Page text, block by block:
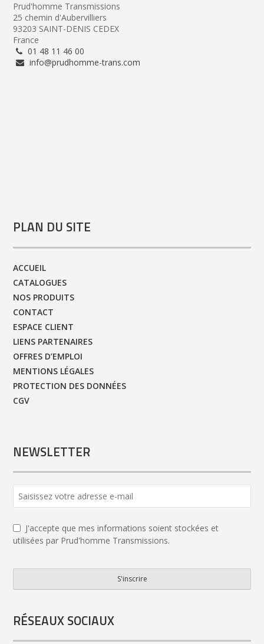
Prud'homme Transmissions
25 chemin d'Aubervilliers
93203 SAINT-DENIS CEDEX
France
01 48 11 46 00
info@prudhomme-trans.com
PLAN DU SITE
ACCUEIL
CATALOGUES
NOS PRODUITS
CONTACT
ESPACE CLIENT
LIENS PARTENAIRES
OFFRES D’EMPLOI
MENTIONS LÉGALES
PROTECTION DES DONNÉES
CGV
NEWSLETTER
URL *
J'accepte que mes informations soient stockées et
utilisées par Prud'homme Transmissions.
S'inscrire
RÉSEAUX SOCIAUX